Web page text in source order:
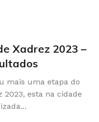
Xadrez 2023 –
mais uma etapa do
2023, esta na cidade